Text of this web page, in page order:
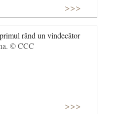
>>>
rând un vindecător
© CCC
>>>